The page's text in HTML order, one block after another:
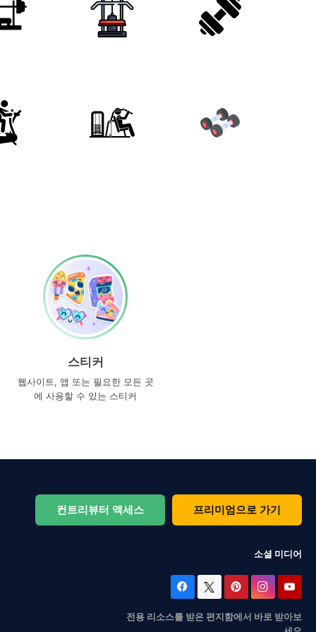
스티커
웹사이트, 앱 또는 필요한 모든 곳
에 사용할 수 있는 스티커
컨트리뷰터 액세스 프리미엄으로 가기
소셜 미디어
전용 리소스를 받은 편지함에서 바로 받아보